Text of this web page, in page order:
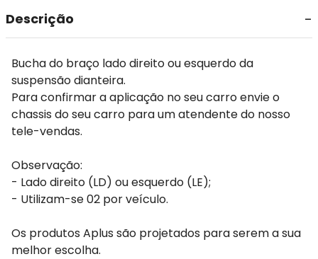
Descrição
Bucha do braço lado direito ou esquerdo da
suspensão dianteira.
Para confirmar a aplicação no seu carro envie o
chassis do seu carro para um atendente do nosso
tele-vendas.
Observação:
- Lado direito (LD) ou esquerdo (LE);
- Utilizam-se 02 por veículo.
Os produtos Aplus são projetados para serem a sua
melhor escolha.